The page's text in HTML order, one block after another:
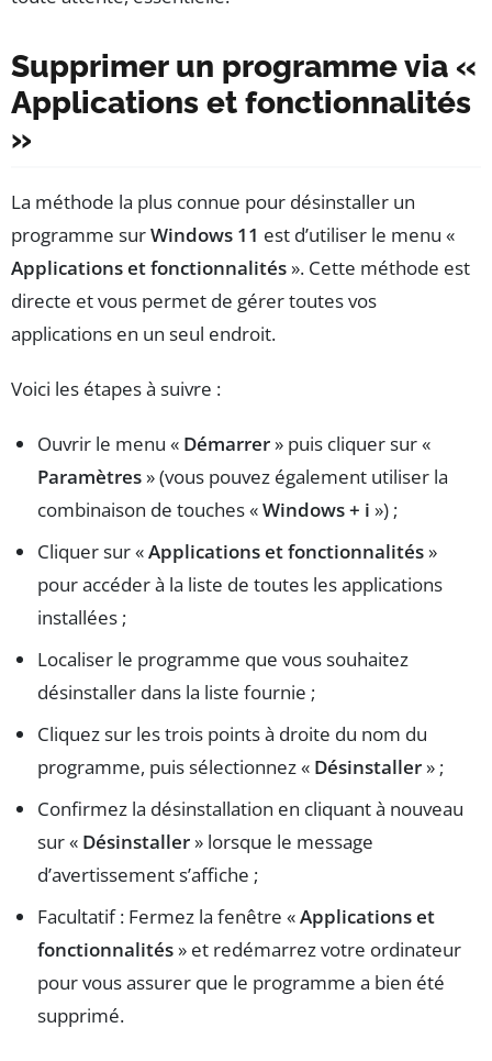
Supprimer un programme via «
Applications et fonctionnalités
»
La méthode la plus connue pour désinstaller un
programme surWindows 11 est d’utiliser le menu «
Applications et fonctionnalités». Cette méthode est
directe et vous permet de gérer toutes vos
applications en un seul endroit.
Voici les étapes à suivre :
Ouvrir le menu « Démarrer» puis cliquer sur «
Paramètres» (vous pouvez également utiliser la
combinaison de touches «Windows + i ») ;
Cliquer sur «Applications et fonctionnalités»
pour accéder à la liste de toutes les applications
installées ;
Localiser le programme que vous souhaitez
désinstaller dans la liste fournie ;
Cliquez sur les trois points à droite du nom du
programme, puis sélectionnez « Désinstaller» ;
Confirmez la désinstallation en cliquant à nouveau
sur « Désinstaller» lorsque le message
d’avertissement s’affiche ;
Facultatif : Fermez la fenêtre «Applications et
fonctionnalités» et redémarrez votre ordinateur
pour vous assurer que le programme a bien été
supprimé.